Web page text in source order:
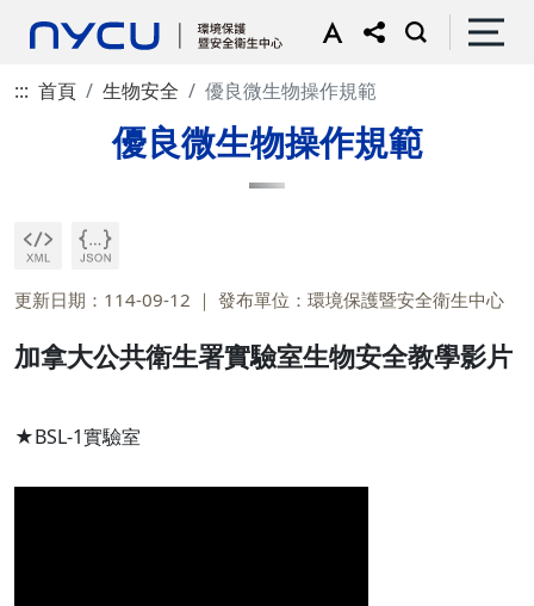
::: 首頁 生物安全 優良微生物操作規範
優良微生物操作規範
更新日期：114-09-12 發布單位：環境保護暨安全衛生中心
加拿大公共衛生署實驗室生物安全教學影片
★BSL-1實驗室